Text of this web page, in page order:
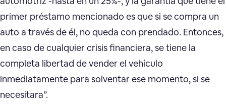
primer préstamo mencionado es que si se compra un
auto a través de él, no queda con prendado. Entonces,
en caso de cualquier crisis financiera, se tiene la
completa libertad de vender el vehículo
inmediatamente para solventar ese momento, si se
necesitara”.